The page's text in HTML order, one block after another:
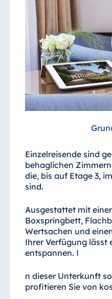
Einzelreisende sind
behaglichen
die, bis auf Etage 3,
sind.
Ausgestattet mit
Boxspringbett,
Wertsachen und
Ihrer Verfügung lässt
entspannen. I
n dieser Unterkunft
profitieren Sie von